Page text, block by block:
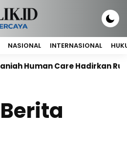
NASIONAL INTERNASIONAL
Human Care Hadirkan